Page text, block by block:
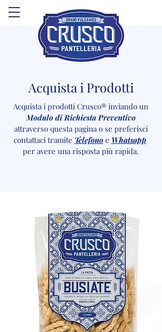
Acquista i Prodotti
Acquista i prodotti Crusco® inviando un
Modulo di Richiesta Preventivo
attraverso questa pagina o se preferisci
contattaci tramite Telefonoe Whatsapp
per avere una risposta più rapida.